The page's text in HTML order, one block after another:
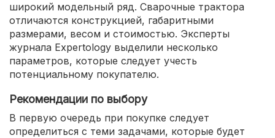
широкий модельный ряд. Сварочные трактора
отличаются конструкцией, габаритными
размерами, весом и стоимостью. Эксперты
журнала Expertology выделили несколько
параметров, которые следует учесть
потенциальному покупателю.
Рекомендации по выбору
В первую очередь при покупке следует
определиться с теми задачами, которые будет